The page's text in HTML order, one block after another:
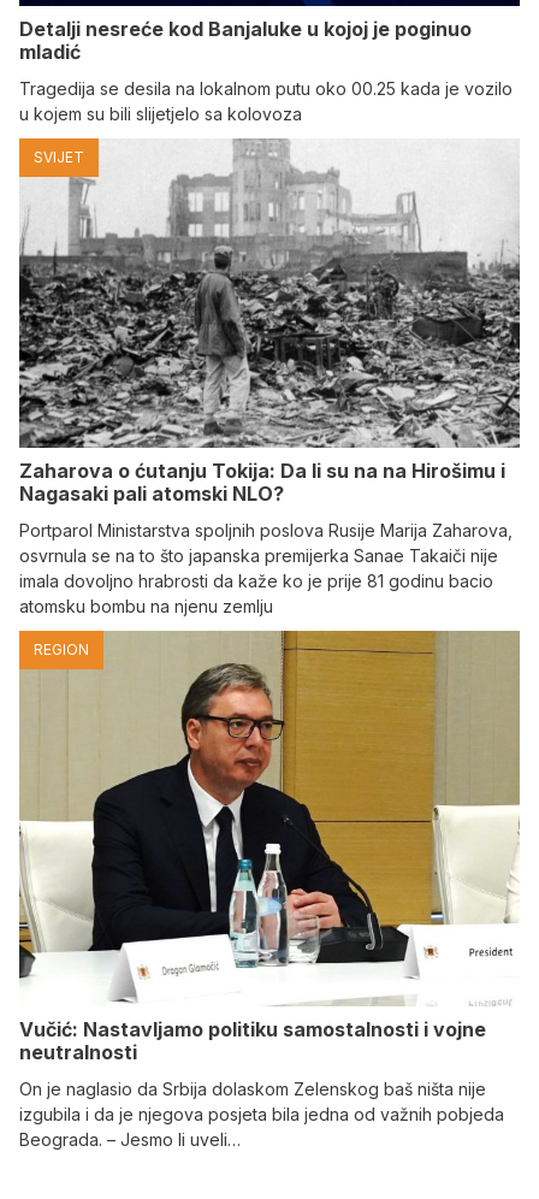
Detalji nesreće kod Banjaluke u kojoj je poginuo
mladić
Tragedija se desila na lokalnom putu oko 00.25 kada je vozilo
u kojem su bili slijetjelo sa kolovoza
SVIJET
Zaharova o ćutanju Tokija: Da li su na na Hirošimu i
Nagasaki pali atomski NLO?
Portparol Ministarstva spoljnih poslova Rusije Marija Zaharova,
osvrnula se na to što japanska premijerka Sanae Takaiči nije
imala dovoljno hrabrosti da kaže ko je prije 81 godinu bacio
atomsku bombu na njenu zemlju
REGION
Vučić: Nastavljamo politiku samostalnosti i vojne
neutralnosti
On je naglasio da Srbija dolaskom Zelenskog baš ništa nije
izgubila i da je njegova posjeta bila jedna od važnih pobjeda
Beograda. – Jesmo li uveli…